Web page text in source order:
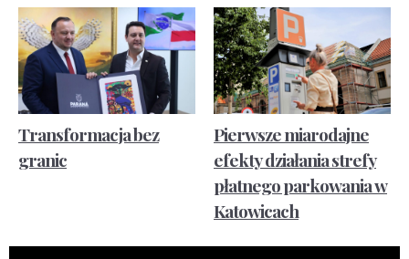
Transformacja bez
granic
Pierwsze miarodajne
efekty działania strefy
płatnego parkowania w
Katowicach